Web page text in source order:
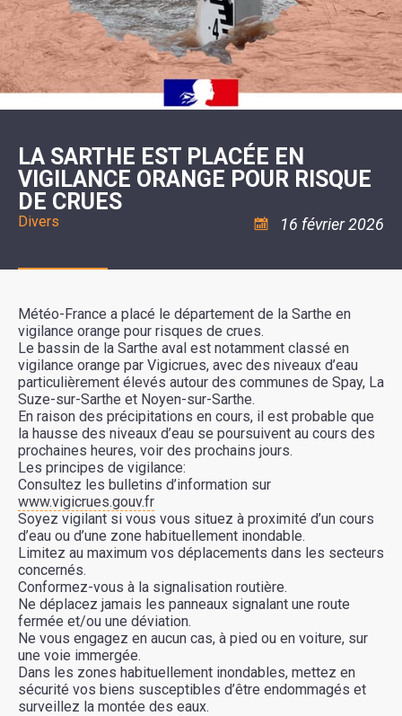
20ÈME
SIÈCLE
RÉUNIONS
DU
CONSEIL
MUNICIPAL
ARRÊTÉS
DÉCISIONS
DU
MAIRE
DE
LA
MINORITÉ
LES
ÉCOLES
/
LE
COLLÈGE
ESPACE
JEUNES
11
ANS
ASSOCIATION
LA
COULÉE
DOUCE
ENVIRONNEMENT
L'EAU
ET
L'ASSAINISSEMENT
LA
AUTONOMIE
LA
POLICE
MUNICIPALE
SÉCURITÉ
RISQUES
SANTÉ/COMMERCES/ARTISANS
DE
MUSIQUE
L'ÉCOLE
COMMUNAUTAIRE
DE
DANSE
LA
VOIE
VERTE
VISITES
ET
DÉCOUVERTES
LES
RANDONNÉES
LE
CAMPING-
CARS
TENTES
ET
CARAVANES
LA
HALTE
À
LA SARTHE EST PLACÉE EN
VIGILANCE ORANGE POUR RISQUE
DE CRUES
Divers 16 février 2026
Météo-France a placé le département de la Sarthe en
vigilance orange pour risques de crues.
Le bassin de la Sarthe aval est notamment classé en
vigilance orange par Vigicrues, avec des niveaux d’eau
particulièrement élevés autour des communes de Spay, La
Suze-sur-Sarthe et Noyen-sur-Sarthe.
En raison des précipitations en cours, il est probable que
la hausse des niveaux d’eau se poursuivent au cours des
prochaines heures, voir des prochains jours.
Les principes de vigilance:
Consultez les bulletins d’information sur
www.vigicrues.gouv.fr
Soyez vigilant si vous vous situez à proximité d’un cours
d’eau ou d’une zone habituellement inondable.
Limitez au maximum vos déplacements dans les secteurs
concernés.
Conformez-vous à la signalisation routière.
Ne déplacez jamais les panneaux signalant une route
fermée et/ou une déviation.
Ne vous engagez en aucun cas, à pied ou en voiture, sur
une voie immergée.
Dans les zones habituellement inondables, mettez en
sécurité vos biens susceptibles d’être endommagés et
surveillez la montée des eaux.